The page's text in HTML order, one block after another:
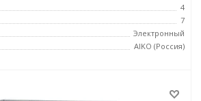
4
7
Электронный
AIKO (Россия)